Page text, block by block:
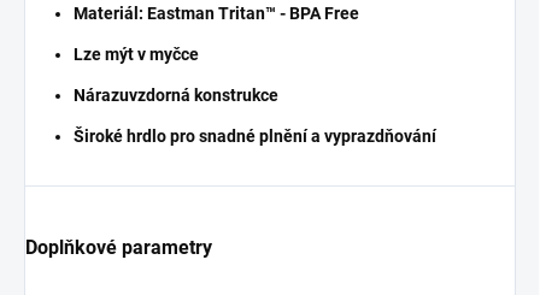
Materiál: Eastman Tritan™ - BPA Free
Lze mýt v myčce
Nárazuvzdorná konstrukce
Široké hrdlo pro snadné plnění a vyprazdňování
Doplňkové parametry